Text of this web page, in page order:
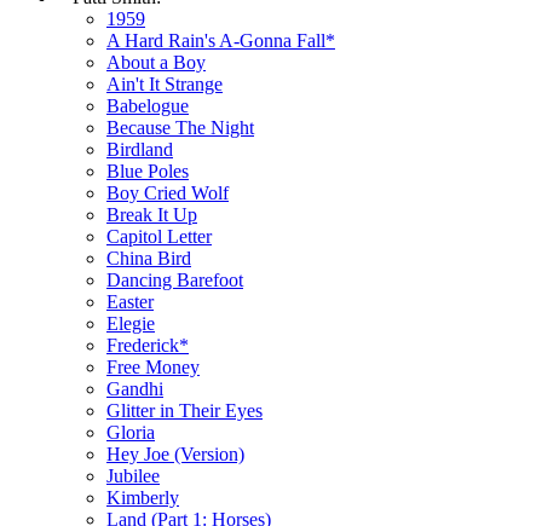
1959
A Hard Rain's A-Gonna Fall*
About a Boy
Ain't It Strange
Babelogue
Because The Night
Birdland
Blue Рoles
Boy Cried Wolf
Break It Up
Capitol Letter
China Bird
Dancing Barefoot
Easter
Elegie
Frederick*
Free Money
Gandhi
Glitter in Their Eyes
Gloria
Hey Joe (Version)
Jubilee
Kimberly
Land (Part 1: Horses)